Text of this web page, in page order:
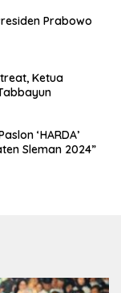
Prabowo
Ketua
‘HARDA’
Sleman 2024”